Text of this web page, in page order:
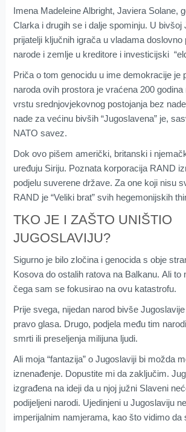
Imena Madeleine Albright, Javiera Solane,
Clarka i drugih se i dalje spominju. U bivšoj
prijatelji ključnih igrača u vladama doslovno
narode i zemlje u kreditore i investicijski
Priča o tom genocidu u ime demokracije je
naroda ovih prostora je vraćena 200 godina
vrstu srednjovjekovnog postojanja bez
nade za većinu bivših “Jugoslavena” je,
NATO savez.
Dok ovo pišem američki, britanski i
uređuju Siriju. Poznata korporacija RAND
podjelu suverene države. Za one koji nisu
RAND je “Veliki brat” svih hegemonijskih
TKO JE I ZAŠTO UNIŠTIO
JUGOSLAVIJU?
Sigurno je bilo zločina i genocida s obje
Kosova do ostalih ratova na Balkanu. Ali to
čega sam se fokusirao na ovu katastrofu.
Prije svega, nijedan narod bivše
pravo glasa. Drugo, podjela među tim
smrti ili preseljenja milijuna ljudi.
Ali moja “fantazija” o Jugoslaviji bi možda
iznenađenje. Dopustite mi da zaključim.
izgrađena na ideji da u njoj južni Slaveni
podijeljeni narodi. Ujedinjeni u Jugoslaviju
imperijalnim namjerama, kao što vidimo da